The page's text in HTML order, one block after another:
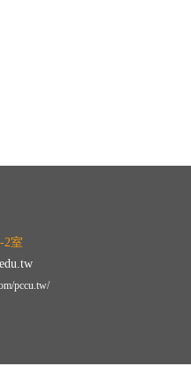
2室
pccu.tw/